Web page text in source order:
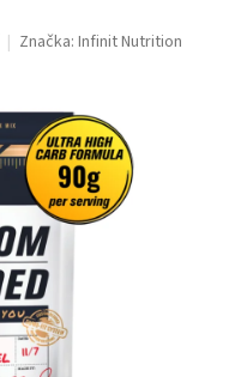
Značka: Infinit Nutrition